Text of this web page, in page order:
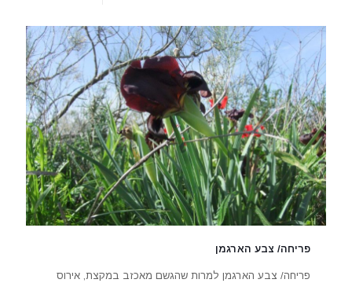
פריחה/ צבע הארגמן
פריחה/ צבע הארגמן למרות שהגשם מאכזב במקצת, אירוס